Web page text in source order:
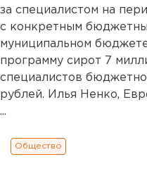
за специалистом на
с конкретным
муниципальном
программу сирот 7
специалистов
рублей. Илья Ненко,
...
Общество